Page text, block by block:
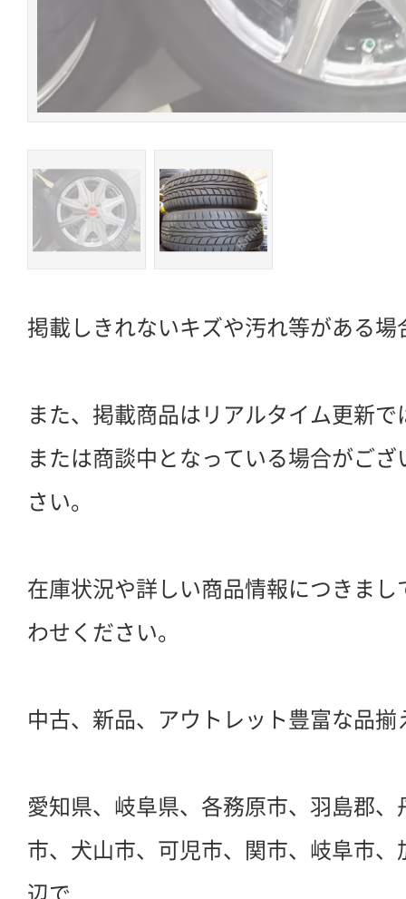
掲載しきれないキズや汚れ等がある場
また、掲載商品はリアルタイム更新
または商談中となっている場合がご
さい。
在庫状況や詳しい商品情報につきま
わせください。
中古、新品、アウトレット豊富な品揃
愛知県、岐阜県、各務原市、羽島郡
市、犬山市、可児市、関市、岐阜市
辺で